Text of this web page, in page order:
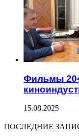
Фильмы
15.08.2025
ПОСЛЕДНИЕ